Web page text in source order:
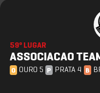
59º LUGAR
ASSOCIACAO
O OURO 5 P PRATA 4 B